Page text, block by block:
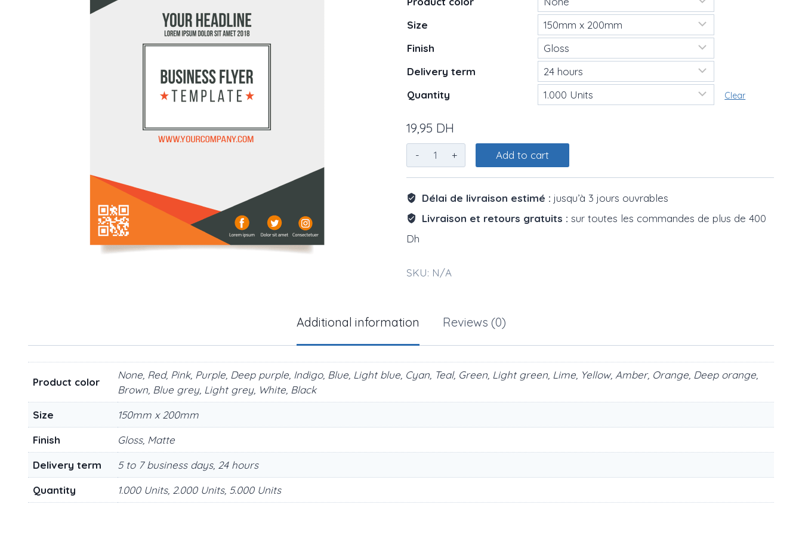
Size
Finish
Delivery term
Quantity
Clear
19,95 DH
Flyer
quantity
Add to cart
Délai de livraison estimé : jusqu’à 3 jours ouvrables
Livraison et retours gratuits :sur toutes les commandes de plus de 400
Dh
SKU: N/A
Additional information Reviews (0)
Product color
None, Red, Pink, Purple, Deep purple, Indigo, Blue, Light blue, Cyan, Teal, Green, Light green, Lime, Yellow, Amber, Orange, Deep orange,
Brown, Blue grey, Light grey, White, Black
Size
150mm x 200mm
Finish
Gloss, Matte
Delivery term
5 to 7 business days, 24 hours
Quantity
1.000 Units, 2.000 Units, 5.000 Units